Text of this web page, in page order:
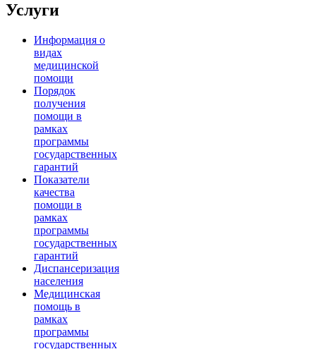
Услуги
Информация о
видах
медицинской
помощи
Порядок
получения
помощи в
рамках
программы
государственных
гарантий
Показатели
качества
помощи в
рамках
программы
государственных
гарантий
Диспансеризация
населения
Медицинская
помощь в
рамках
программы
государственных